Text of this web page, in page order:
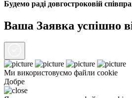
Будемо раді довгостроковій
Ваша Заявка успішно
Ми використовуємо файли cookie
Добре